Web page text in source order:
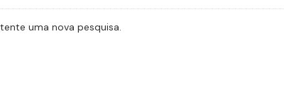
uma nova pesquisa.